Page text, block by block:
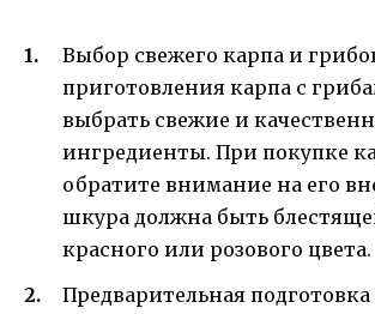
Выбор свежего карпа и
приготовления карпа с
выбрать свежие и
ингредиенты. При покупке
обратите внимание на его
шкура должна быть
красного или розового цвета.
Предварительная